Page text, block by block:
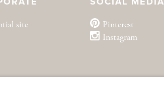
site
Pinterest
Instagram